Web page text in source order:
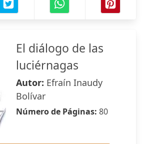
El diálogo de las
luciérnagas
Autor: Efraín Inaudy
Bolívar
Número de Páginas: 80